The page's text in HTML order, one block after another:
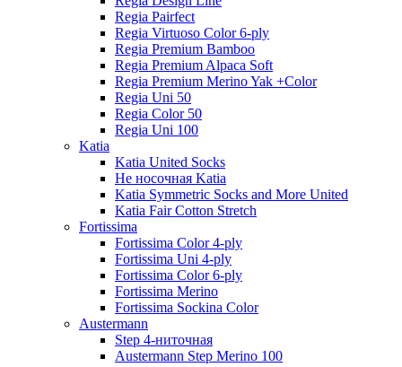
Regia Pairfect
Regia Virtuoso Color 6-ply
Regia Premium Bamboo
Regia Premium Alpaca Soft
Regia Premium Merino Yak +Color
Regia Uni 50
Regia Color 50
Regia Uni 100
Katia
Katia United Socks
Не носочная Katia
Katia Symmetric Socks and More United
Katia Fair Cotton Stretch
Fortissima
Fortissima Color 4-ply
Fortissima Uni 4-ply
Fortissima Color 6-ply
Fortissima Merino
Fortissima Sockina Color
Austermann
Step 4-ниточная
Austermann Step Merino 100